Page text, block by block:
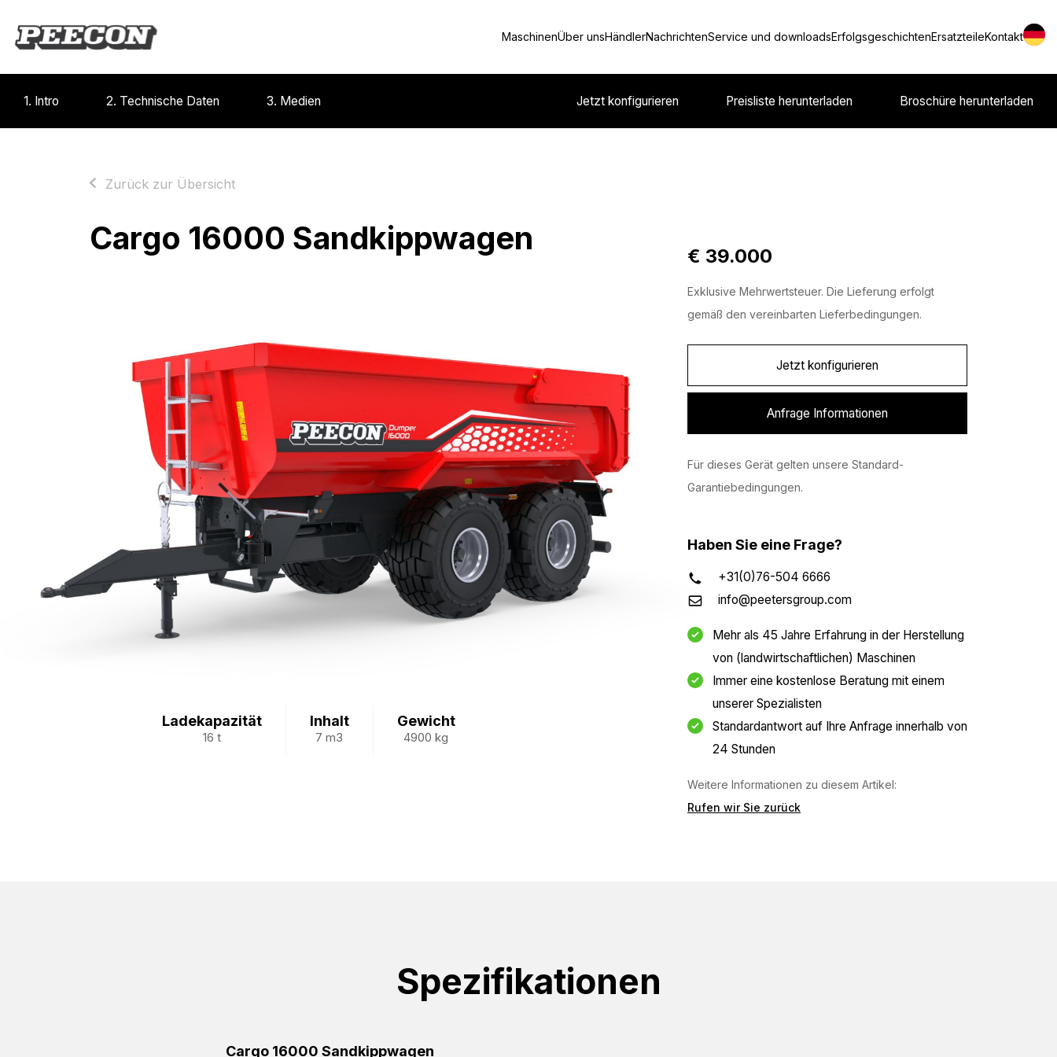
MaschinenÜber unsHändlerNachrichtenService und downloadsErfolgsgeschichtenErsatzteileKontakt
1. Intro 2. Technische Daten 3. Medien Jetzt konfigurieren Preisliste herunterladen Broschüre herunterladen
Zurück zur Übersicht
Cargo 16000 Sandkippwagen
Ladekapazität
16 t
Inhalt
7 m3
Gewicht
4900 kg
€ 39.000
Exklusive Mehrwertsteuer. Die Lieferung erfolgt
gemäß den vereinbarten Lieferbedingungen.
Jetzt konfigurieren
Anfrage Informationen
Für dieses Gerät gelten unsere Standard-
Garantiebedingungen.
Haben Sie eine Frage?
+31(0)76-504 6666
info@peetersgroup.com
Mehr als 45 Jahre Erfahrung in der Herstellung
von (landwirtschaftlichen) Maschinen
Immer eine kostenlose Beratung mit einem
unserer Spezialisten
Standardantwort auf Ihre Anfrage innerhalb von
24 Stunden
Weitere Informationen zu diesem Artikel:
Rufen wir Sie zurück
Spezifikationen
Cargo 16000 Sandkippwagen